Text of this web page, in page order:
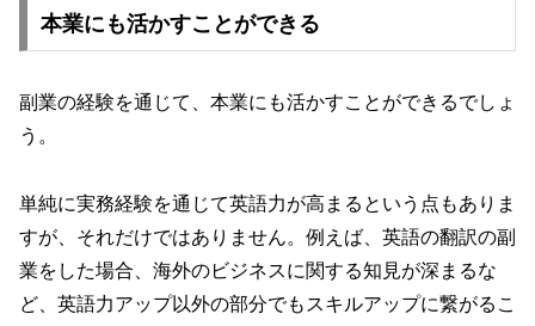
本業にも活かすことができる
副業の経験を通じて、本業にも活かすことができるでしょ
う。
単純に実務経験を通じて英語力が高まるという点もありま
すが、それだけではありません。例えば、英語の翻訳の副
業をした場合、海外のビジネスに関する知見が深まるな
ど、英語力アップ以外の部分でもスキルアップに繋がるこ